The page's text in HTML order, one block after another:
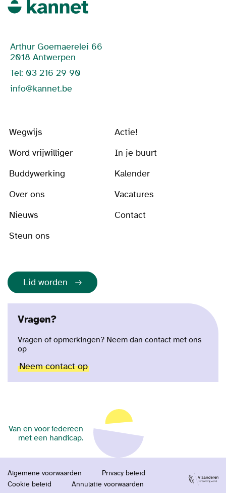
Arthur Goemaerelei 66
2018 Antwerpen
Tel: 03 216 29 90
info@kannet.be
Wegwijs
Actie!
Word vrijwilliger
In je buurt
Buddywerking
Kalender
Over ons
Vacatures
Nieuws
Contact
Steun ons
Lid worden
Vragen?
Vragen of opmerkingen? Neem dan contact met ons
op
Neem contact op
Van en voor iedereen
met een handicap.
Algemene voorwaarden
Privacy beleid
Cookie beleid
Annulatie voorwaarden